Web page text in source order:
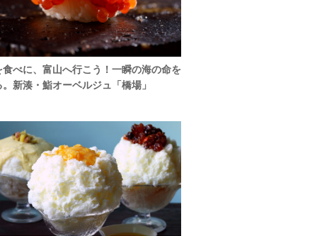
食べに、富山へ行こう！一瞬の海の命を
。新湊・鮨オーベルジュ「橋場」